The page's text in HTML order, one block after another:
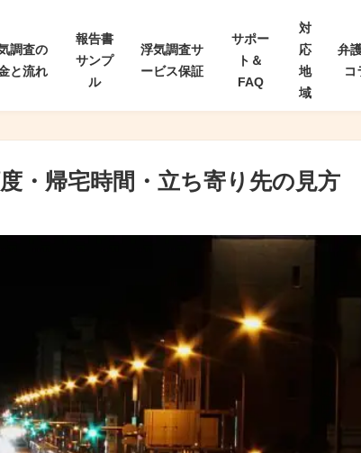
調査の
と流れ
報告書
サンプ
ル
浮気調査サ
ービス保証
サポー
ト＆
FAQ
対
応
地
域
弁
コ
・帰宅時間・立ち寄り先の見方